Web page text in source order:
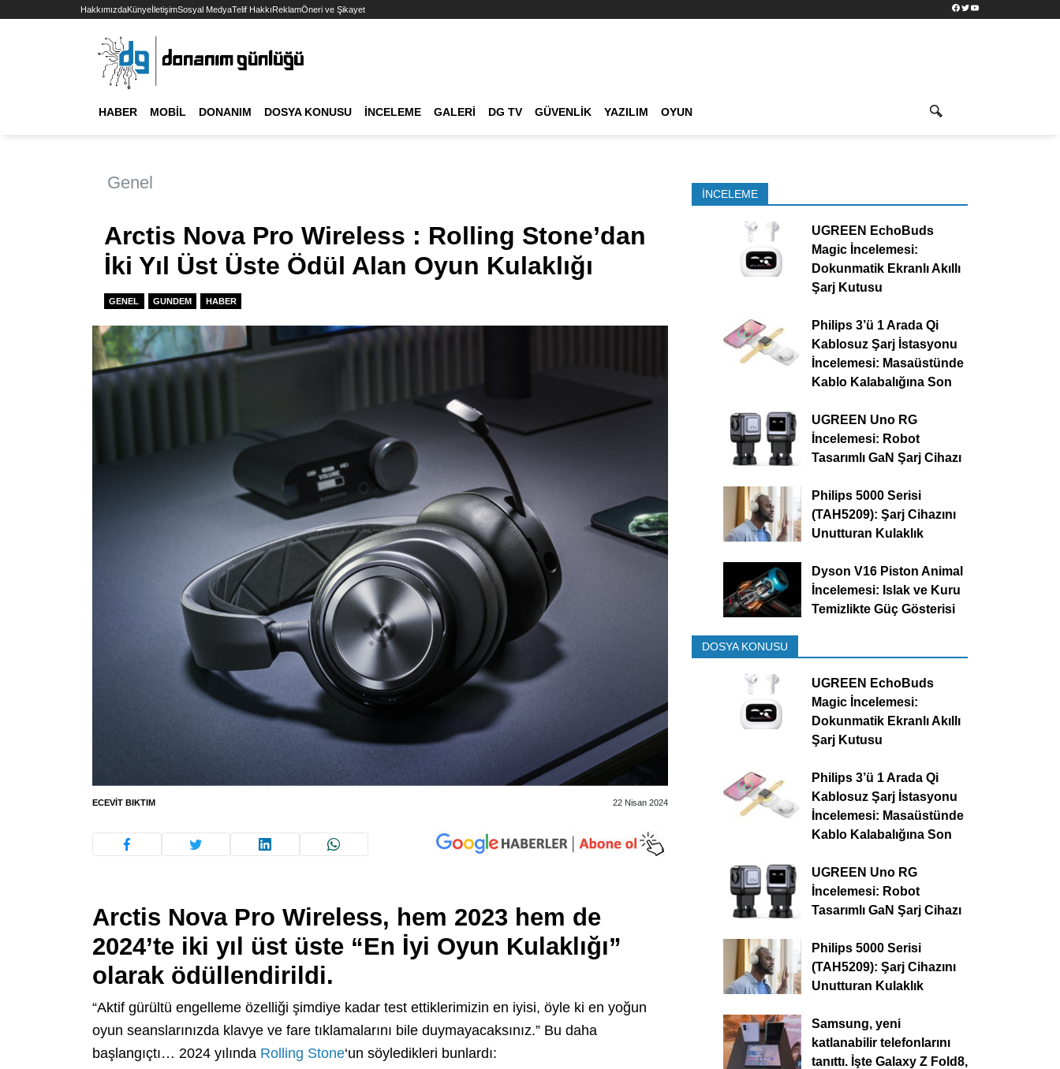
HakkımızdaKünyeİletişimSosyal MedyaTelif HakkıReklamÖneri ve Şikayet Facebook
TwitterYouTube
HABER MOBIL DONANIM DOSYA KONUSU İNCELEME GALERI DG TV GÜVENLIK YAZILIM OYUN
Genel
Arctis Nova Pro Wireless : Rolling Stone’dan
İki Yıl Üst Üste Ödül Alan Oyun Kulaklığı
GENEL GUNDEM HABER
ECEVIT BIKTIM 22 Nisan 2024
Arctis Nova Pro Wireless, hem 2023 hem de
2024’te iki yıl üst üste “En İyi Oyun Kulaklığı”
olarak ödüllendirildi.
“Aktif gürültü engelleme özelliği şimdiye kadar test ettiklerimizin en iyisi, öyle ki en yoğun
oyun seanslarınızda klavye ve fare tıklamalarını bile duymayacaksınız.” Bu daha
başlangıçtı… 2024 yılında Rolling Stone‘un söyledikleri bunlardı:
İNCELEME
UGREEN EchoBuds
Magic İncelemesi:
Dokunmatik Ekranlı Akıllı
Şarj Kutusu
Philips 3’ü 1 Arada Qi
Kablosuz Şarj İstasyonu
İncelemesi: Masaüstünde
Kablo Kalabalığına Son
UGREEN Uno RG
İncelemesi: Robot
Tasarımlı GaN Şarj Cihazı
Philips 5000 Serisi
(TAH5209): Şarj Cihazını
Unutturan Kulaklık
Dyson V16 Piston Animal
İncelemesi: Islak ve Kuru
Temizlikte Güç Gösterisi
DOSYA KONUSU
UGREEN EchoBuds
Magic İncelemesi:
Dokunmatik Ekranlı Akıllı
Şarj Kutusu
Philips 3’ü 1 Arada Qi
Kablosuz Şarj İstasyonu
İncelemesi: Masaüstünde
Kablo Kalabalığına Son
UGREEN Uno RG
İncelemesi: Robot
Tasarımlı GaN Şarj Cihazı
Philips 5000 Serisi
(TAH5209): Şarj Cihazını
Unutturan Kulaklık
Samsung, yeni
katlanabilir telefonlarını
tanıttı. İşte Galaxy Z Fold8,